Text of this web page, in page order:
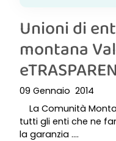
Unioni di
montana
09 Gennaio 2014
La Comunità
tutti gli enti che ne
la garanzia ....